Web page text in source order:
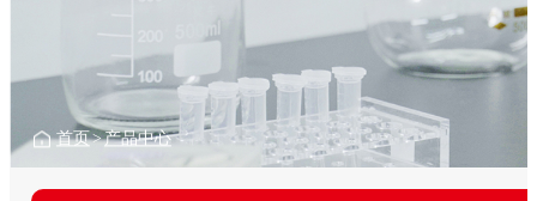
首页>产品中心